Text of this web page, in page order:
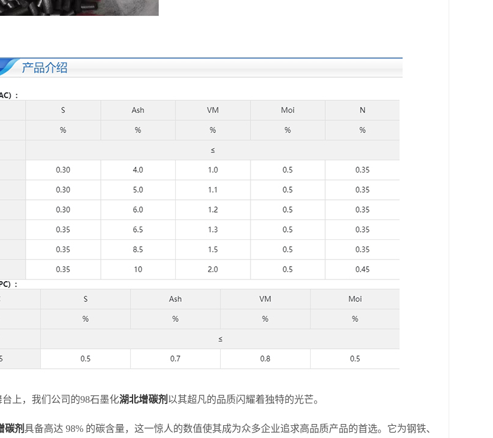
，我们公司的98石墨化湖北增碳剂 以其超凡的品质闪耀着独特的光芒。
碳剂具备高达 98% 的碳含量，这一惊人的数值使其成为众多企业追求高品质产品的首选。它为钢铁、